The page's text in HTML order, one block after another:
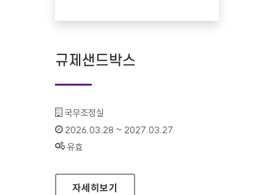
규제샌드박스
기관명 :
국무조정실
인증기간 :
2026.03.28 ~ 2027.03.27
상태 :
유효
규제샌드박스
자세히보기